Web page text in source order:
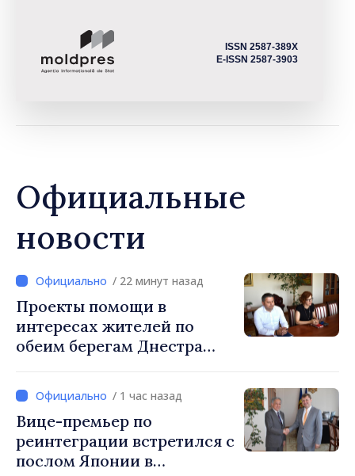
ISSN 2587-389X
E-ISSN 2587-3903
Официальные
новости
/ 22 минут назад
Проекты помощи в
интересах жителей по
обеим берегам Днестра
вице-премьера с
постоянным
представителем ПРООН в
Республике Молдова
Даниелой Гаспариковой
/ 1 час назад
Вице-премьер по
реинтеграции встретился с
послом Японии в